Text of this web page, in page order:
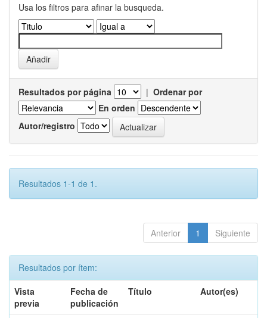
Usa los filtros para afinar la busqueda.
Resultados por página | Ordenar por
En orden
Autor/registro
Resultados 1-1 de 1.
Anterior 1 Siguiente
Resultados por ítem:
Vista
previa
Fecha de
publicación
Título Autor(es)